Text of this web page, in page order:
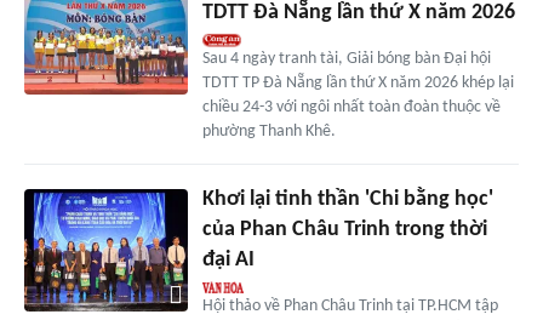
TDTT Đà Nẵng lần thứ X năm 2026
Sau 4 ngày tranh tài, Giải bóng bàn Đại hội
TDTT TP Đà Nẵng lần thứ X năm 2026 khép lại
chiều 24-3 với ngôi nhất toàn đoàn thuộc về
phường Thanh Khê.
Khơi lại tinh thần 'Chi bằng học'
của Phan Châu Trinh trong thời
đại AI
Hội thảo về Phan Châu Trinh tại TP.HCM tập